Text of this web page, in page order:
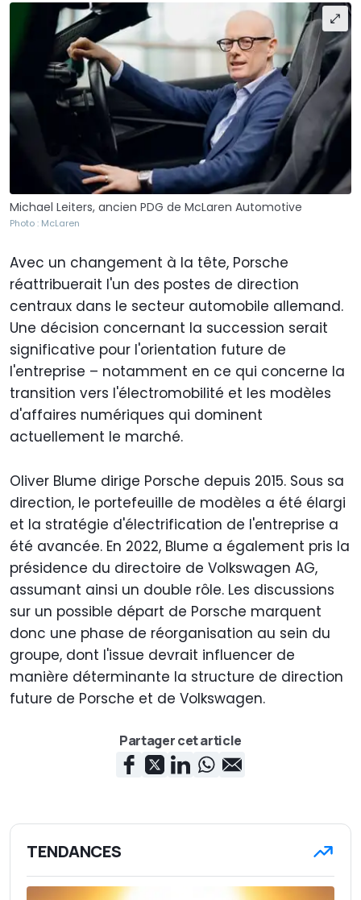
Michael Leiters, ancien PDG de McLaren Automotive
Photo : McLaren
Avec un changement à la tête, Porsche
réattribuerait l'un des postes de direction
centraux dans le secteur automobile allemand.
Une décision concernant la succession serait
significative pour l'orientation future de
l'entreprise – notamment en ce qui concerne la
transition vers l'électromobilité et les modèles
d'affaires numériques qui dominent
actuellement le marché.
Oliver Blume dirige Porsche depuis 2015. Sous sa
direction, le portefeuille de modèles a été élargi
et la stratégie d'électrification de l'entreprise a
été avancée. En 2022, Blume a également pris la
présidence du directoire de Volkswagen AG,
assumant ainsi un double rôle. Les discussions
sur un possible départ de Porsche marquent
donc une phase de réorganisation au sein du
groupe, dont l'issue devrait influencer de
manière déterminante la structure de direction
future de Porsche et de Volkswagen.
Partager cet article
TENDANCES